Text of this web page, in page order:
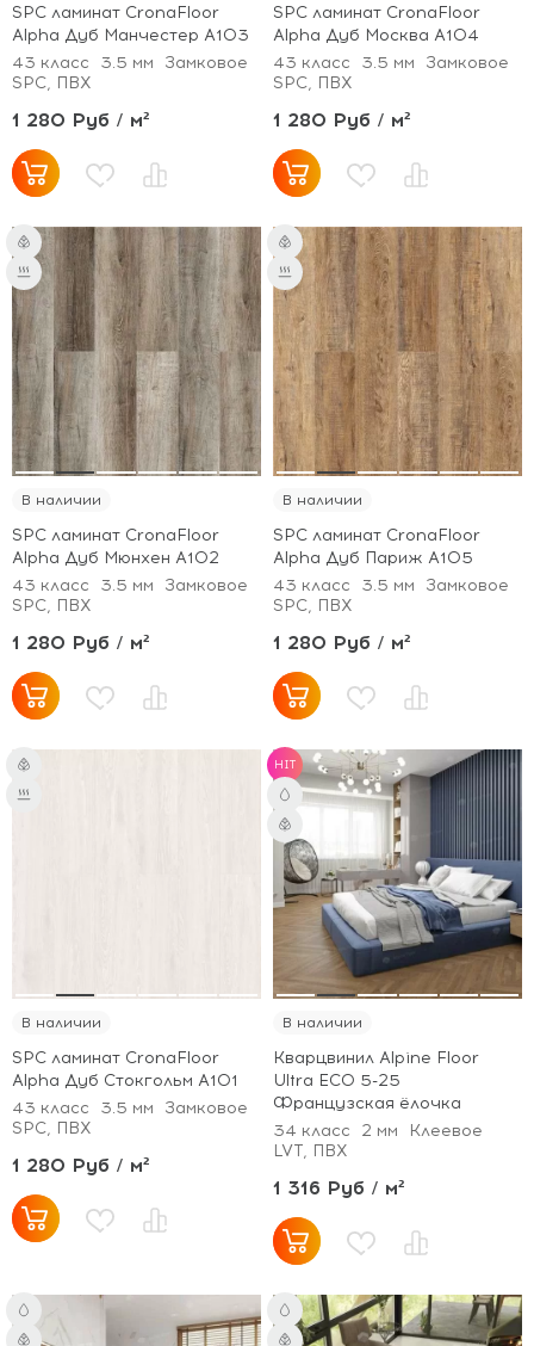
SPC ламинат CronaFloor
Alpha Дуб Манчестер А103
43 класс
3.5 мм
Замковое
SPC, ПВХ
1 280 Руб / м²
SPC ламинат CronaFloor
Alpha Дуб Москва А104
43 класс
3.5 мм
Замковое
SPC, ПВХ
1 280 Руб / м²
В наличии
SPC ламинат CronaFloor
Alpha Дуб Мюнхен А102
43 класс
3.5 мм
Замковое
SPC, ПВХ
1 280 Руб / м²
В наличии
SPC ламинат CronaFloor
Alpha Дуб Париж А105
43 класс
3.5 мм
Замковое
SPC, ПВХ
1 280 Руб / м²
В наличии
SPC ламинат CronaFloor
Alpha Дуб Стокгольм А101
43 класс
3.5 мм
Замковое
SPC, ПВХ
1 280 Руб / м²
HIT
В наличии
Кварцвинил Alpine Floor
Ultra ECO 5-25
Французская ёлочка
34 класс
2 мм
Клеевое
LVT, ПВХ
1 316 Руб / м²